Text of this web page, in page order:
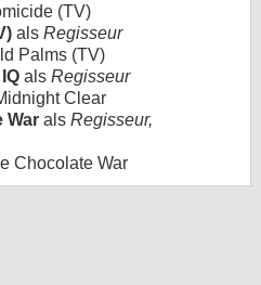
(TV)
als Regisseur
Palms (TV)
als Regisseur
Clear
War als Regisseur,
Chocolate War